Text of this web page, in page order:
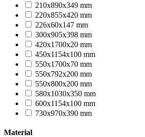
210x890x349 mm
220x855x420 mm
226x60x147 mm
300x905x398 mm
420x1700x20 mm
450x1154x100 mm
550x1700x70 mm
550x792x200 mm
550x800x200 mm
580x1030x350 mm
600x1154x100 mm
730x970x390 mm
Material